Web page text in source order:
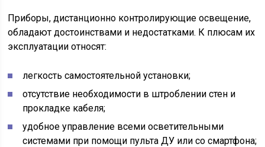
Приборы, дистанционно контролирующие освещение,
обладают достоинствами и недостатками. К плюсам их
эксплуатации относят:
легкость самостоятельной установки;
отсутствие необходимости в штроблении стен и
прокладке кабеля;
удобное управление всеми осветительными
системами при помощи пульта ДУ или со смартфона;